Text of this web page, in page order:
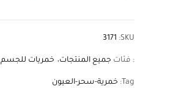
SKU:
3171
: فئات جميع المنتجات خمريات للجسم
Tag: خمرية-سحر-العيون